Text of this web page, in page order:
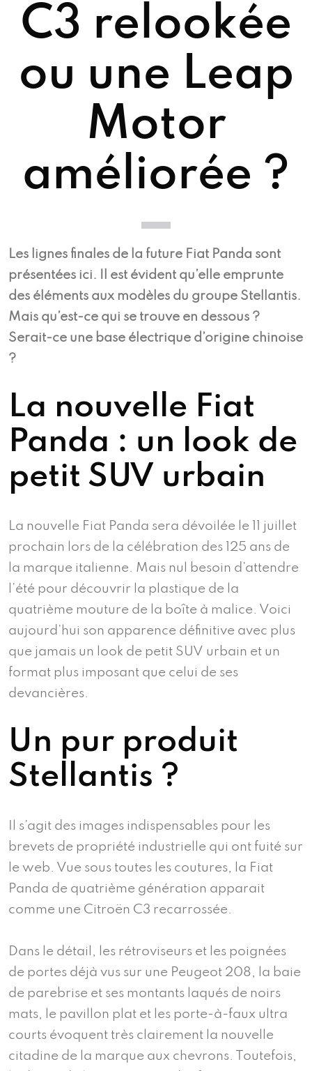
C3 relookée
ou une Leap
Motor
améliorée ?
Les lignes finales de la future Fiat Panda sont
présentées ici. Il est évident qu’elle emprunte
des éléments aux modèles du groupe Stellantis.
Mais qu’est-ce qui se trouve en dessous ?
Serait-ce une base électrique d’origine chinoise
?
La nouvelle Fiat
Panda : un look de
petit SUV urbain
La nouvelle Fiat Panda sera dévoilée le 11 juillet
prochain lors de la célébration des 125 ans de
la marque italienne. Mais nul besoin d’attendre
l’été pour découvrir la plastique de la
quatrième mouture de la boîte à malice. Voici
aujourd’hui son apparence définitive avec plus
que jamais un look de petit SUV urbain et un
format plus imposant que celui de ses
devancières.
Un pur produit
Stellantis ?
Il s’agit des images indispensables pour les
brevets de propriété industrielle qui ont fuité sur
le web. Vue sous toutes les coutures, la Fiat
Panda de quatrième génération apparait
comme une Citroën C3 recarrossée.
Dans le détail, les rétroviseurs et les poignées
de portes déjà vus sur une Peugeot 208, la baie
de parebrise et ses montants laqués de noirs
mats, le pavillon plat et les porte-à-faux ultra
courts évoquent très clairement la nouvelle
citadine de la marque aux chevrons. Toutefois,